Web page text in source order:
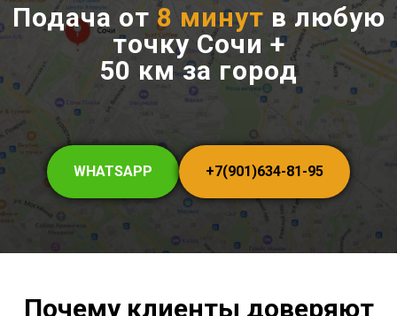
Подача от 8 минут в любую
точку Сочи +
50 км за город
WHATSAPP +7(901)634-81-95
Почему клиенты доверяют